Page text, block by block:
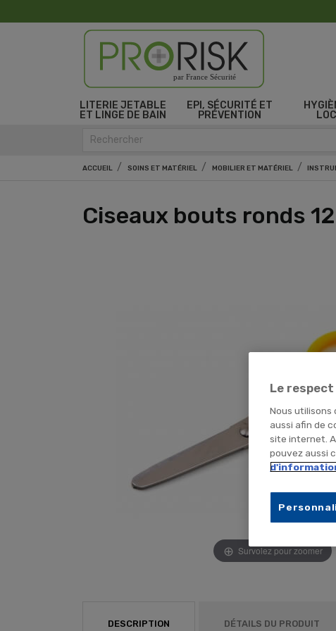
par France Sécurité
LITERIE JETABLE
ET LINGE DE BAIN
EPI, SÉCURITÉ ET
PRÉVENTION
ACCUEIL SOINS ET MATÉRIEL MOBILIER ET MATÉRIEL
Ciseaux bouts ronds
Survolez pour zoomer
DESCRIPTION DÉTAILS DU PRODUIT
Le
Nous utilisons
aussi afin de
site internet.
pouvez aussi